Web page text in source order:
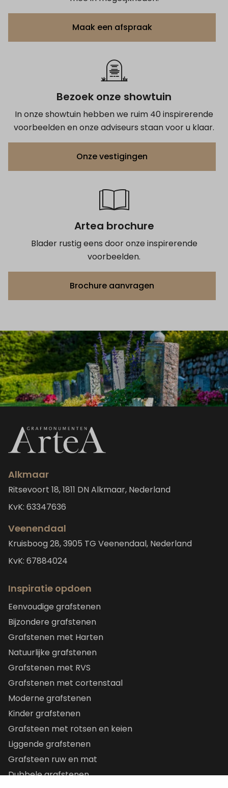
Maak een afspraak
Bezoek onze showtuin
In onze showtuin hebben we ruim 40 inspirerende
voorbeelden en onze adviseurs staan voor u klaar.
Onze vestigingen
Artea brochure
Blader rustig eens door onze inspirerende
voorbeelden.
Brochure aanvragen
Alkmaar
Ritsevoort 18, 1811 DN Alkmaar, Nederland
KvK: 63347636
Veenendaal
Kruisboog 28, 3905 TG Veenendaal, Nederland
KvK: 67884024
Inspiratie opdoen
Eenvoudige grafstenen
Bijzondere grafstenen
Grafstenen met Harten
Natuurlijke grafstenen
Grafstenen met RVS
Grafstenen met cortenstaal
Moderne grafstenen
Kinder grafstenen
Grafsteen met rotsen en keien
Liggende grafstenen
Grafsteen ruw en mat
Dubbele grafstenen